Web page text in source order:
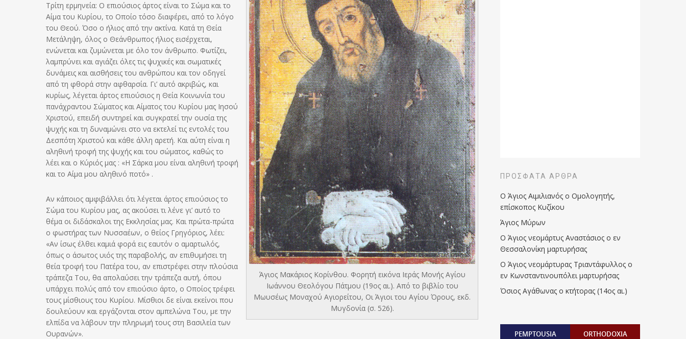
Άγιος Μακάριος Κορίνθου. Φορητή εικόνα Ιεράς Μονής Αγίου
Ιωάννου Θεολόγου Πάτμου (19ος αι.). Από το βιβλίο του
Μωυσέως Μοναχού Αγιορείτου, Οι Άγιοι του Αγίου Όρους, εκδ.
Μυγδονία (σ. 526).
Τρίτη ερμηνεία: Ο επιούσιος άρτος είναι το Σώμα και το
Αίμα του Κυρίου, το Οποίο τόσο διαφέρει, από το λόγο
του Θεού. Όσο ο ήλιος από την ακτίνα. Κατά τη Θεία
Μετάληψη, όλος ο Θεάνθρωπος ήλιος εισέρχεται,
ενώνεται και ζυμώνεται με όλο τον άνθρωπο. Φωτίζει,
λαμπρύνει και αγιάζει όλες τις ψυχικές και σωματικές
δυνάμεις και αισθήσεις του ανθρώπου και τον οδηγεί
από τη φθορά στην αφθαρσία. Γι’ αυτό ακριβώς, και
κυρίως, λέγεται άρτος επιούσιος η Θεία Κοινωνία του
πανάχραντου Σώματος και Αίματος του Κυρίου μας Ιησού
Χριστού, επειδή συντηρεί και συγκρατεί την ουσία της
ψυχής και τη δυναμώνει στο να εκτελεί τις εντολές του
Δεσπότη Χριστού και κάθε άλλη αρετή. Και αύτη είναι η
αληθινή τροφή της ψυχής και του σώματος, καθώς το
λέει και ο Κύριός μας : «Η Σάρκα μου είναι αληθινή τροφή
και το Αίμα μου αληθινό ποτό» .
Αν κάποιος αμφιβάλλει ότι λέγεται άρτος επιούσιος το
Σώμα του Κυρίου μας, ας ακούσει τι λένε γι’ αυτό το
θέμα οι διδάσκαλοι της Εκκλησίας μας. Και πρώτα-πρώτα
ο φωστήρας των Νυσσαέων, ο θείος Γρηγόριος, λέει:
«Αν ίσως έλθει καμιά φορά εις εαυτόν ο αμαρτωλός,
όπως ο άσωτος υιός της παραβολής, αν επιθυμήσει τη
θεία τροφή του Πατέρα του, αν επιστρέφει στην πλούσια
τράπεζα Του, θα απολαύσει την τράπεζα αυτή, όπου
υπάρχει πολύς από τον επιούσιο άρτο, ο Οποίος τρέφει
τους μίσθιους του Κυρίου. Μίσθιοι δε είναι εκείνοι που
δουλεύουν και εργάζονται στον αμπελώνα Του, με την
ελπίδα να λάβουν την πληρωμή τους στη Βασιλεία των
Ουρανών».
ΠΡΌΣΦΑΤΑ ΆΡΘΡΑ
Ο Άγιος Αιμιλιανός ο Ομολογητής,
επίσκοπος Κυζίκου
Άγιος Μύρων
Ο Άγιος νεομάρτυς Αναστάσιος ο εν
Θεσσαλονίκη μαρτυρήσας
Ο Άγιος νεομάρτυρας Τριαντάφυλλος ο
εν Κωνσταντινουπόλει μαρτυρήσας
Όσιος Αγάθωνας ο κτήτορας (14ος αι.)
PEMPTOUSIA ORTHODOXIA